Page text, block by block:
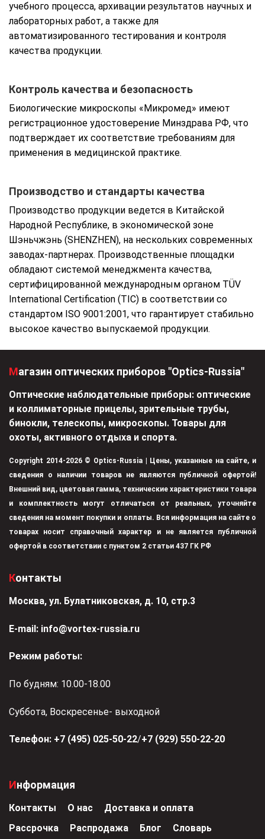
учебного процесса, архивации результатов научных и
лабораторных работ, а также для
автоматизированного тестирования и контроля
качества продукции.
Контроль качества и безопасность
Биологические микроскопы «Микромед» имеют
регистрационное удостоверение Минздрава РФ, что
подтверждает их соответствие требованиям для
применения в медицинской практике.
Производство и стандарты качества
Производство продукции ведется в Китайской
Народной Республике, в экономической зоне
Шэньчжэнь (SHENZHEN), на нескольких современных
заводах-партнерах. Производственные площадки
обладают системой менеджмента качества,
сертифицированной международным органом TÜV
International Certification (TIC) в соответствии со
стандартом ISO 9001:2001, что гарантирует стабильно
высокое качество выпускаемой продукции.
Магазин оптических приборов "Optics-Russia"
Оптические наблюдательные приборы: оптические
и коллиматорные прицелы, зрительные трубы,
бинокли, телескопы, микроскопы. Товары для
охоты, активного отдыха и спорта.
Copyright 2014-2026 © Optics-Russia | Цены, указанные на сайте, и
сведения о наличии товаров не являются публичной офертой!
Внешний вид, цветовая гамма, технические характеристики товара
и комплектность могут отличаться от реальных, уточняйте
сведения на момент покупки и оплаты. Вся информация на сайте о
товарах носит справочный характер и не является публичной
офертой в соответствии с пунктом 2 статьи 437 ГК РФ
Контакты
Москва, ул. Булатниковская, д. 10, стр.3
Е-mail: info@vortex-russia.ru
Режим работы:
По будням: 10.00-18.00
Суббота, Воскресенье- выходной
Телефон: +7 (495) 025-50-22/+7 (929) 550-22-20
Информация
Контакты О нас
Доставка и оплата
Рассрочка
Распродажа Блог Словарь